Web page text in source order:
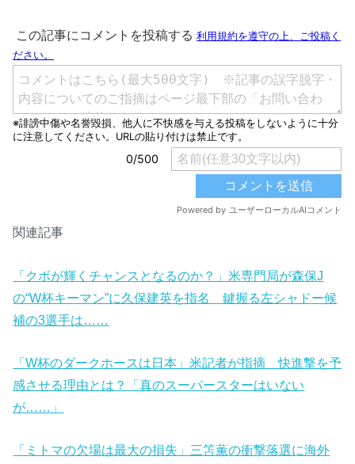
関連記事
「クボが輝くチャンスとなるのか？」米専門局が森保J
の“W杯キーマン”に久保建英を指名 鍵握る左シャドー候
補の3選手は……
「W杯のダークホースは日本」米記者が指摘 快進撃を予
感させる理由とは？「真のスーパースターはいない
が……」
「ミトマの欠場は最大の損失」三笘薫の衝撃落選に海外